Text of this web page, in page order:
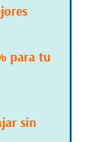
para tu
sin